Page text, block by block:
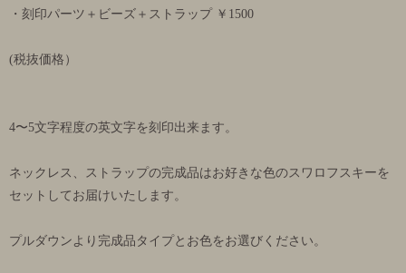
・刻印パーツ＋ビーズ＋ストラップ ￥1500
(税抜価格）
4〜5文字程度の英文字を刻印出来ます。
ネックレス、ストラップの完成品はお好きな色のスワロフスキーを
セットしてお届けいたします。
プルダウンより完成品タイプとお色をお選びください。